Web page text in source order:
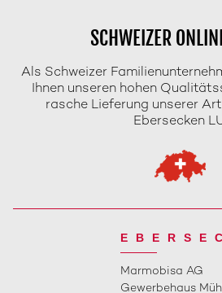
SCHWEIZER
Als Schweizer
Ihnen unseren hohen
rasche Lieferung unserer
Ebersecken
Marmobisa AG
Gewerbehaus